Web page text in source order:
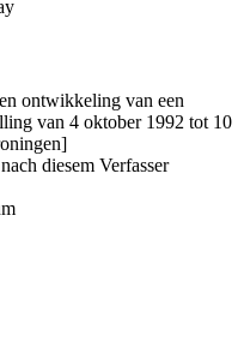
ontwikkeling van een
van 4 oktober 1992 tot 10
diesem Verfasser